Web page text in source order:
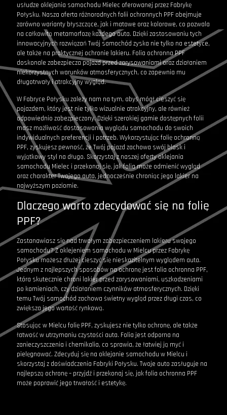
usłudze oklejania samochodu Mielec oferowanej przez Fabrykę
Połysku. Nasza oferta różnorodnych folii ochronnych PPF obejmuje
zarówno warianty błyszczące, jak i matowe oraz kolorowe, co pozwala
na całkowitą metamorfozę każdego auta. Dzięki zastosowaniu tych
innowacyjnych rozwiązań Twój samochód zyska nie tylko na estetyce,
ale także na praktycznej ochronie lakieru. Folia ochronna PPF
doskonale zabezpiecza pojazd przed zarysowaniami oraz działaniem
niekorzystnych warunków atmosferycznych, co zapewnia mu
długotrwały i atrakcyjny wygląd.
W Fabryce Połysku zależy nam na tym, abyś mógł cieszyć się
pojazdem, który jest nie tylko wizualnie atrakcyjny, ale również
odpowiednio zabezpieczony. Dzięki szerokiej gamie dostępnych folii
masz możliwość dostosowania wyglądu samochodu do swoich
indywidualnych preferencji i potrzeb. Wykorzystując folię ochronną
PPF, zyskujesz pewność, że Twój pojazd zachowa swój blask i
wyjątkowy styl na długo. Skorzystaj z naszej oferty oklejania
samochodu Mielec i przekonaj się, jak folia może odmienić wygląd
oraz charakter Twojego auta, jednocześnie chroniąc jego lakier na
najwyższym poziomie.
Dlaczego warto zdecydować się na folię
PPF?
Zastanawiasz się nad trwałym zabezpieczeniem lakieru swojego
samochodu? Z oklejeniem samochodu w Mielcu przez Fabrykę
Połysku możesz dłużej cieszyć się nieskazitelnym wyglądem auta.
Jednym z najlepszych sposobów na ochronę jest folia ochronna PPF,
która skutecznie chroni lakier przed zarysowaniami, uszkodzeniami
po kamieniach, czy działaniem czynników atmosferycznych. Dzięki
temu Twój samochód zachowa świetny wygląd przez długi czas, co
zwiększa jego wartość rynkową.
Stosując w Mielcu folię PPF, zyskujesz nie tylko ochronę, ale także
łatwość w utrzymaniu czystości auta. Folia jest odporna na
zanieczyszczenia i chemikalia, co sprawia, że łatwiej ją myć i
pielęgnować. Zdecyduj się na oklejanie samochodu w Mielcu i
skorzystaj z doświadczenia Fabryki Połysku. Twoje auto zasługuje na
najlepszą ochronę – przyjdź i przekonaj się, jak folia ochronna PPF
może poprawić jego trwałość i estetykę.